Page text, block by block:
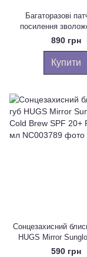
Багаторазові
посилення
освітлення зони
Hugs Reusable
Always Pretty
890 грн
Купити
Сонцезахисний
HUGS Mirror
Brew SPF 20+590 грн